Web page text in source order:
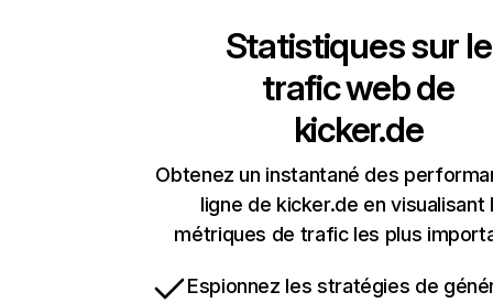
Statistiques sur le
trafic web de
kicker.de
Obtenez un instantané des
ligne de kicker.de en visualisant
métriques de trafic les plus
Espionnez les stratégies de